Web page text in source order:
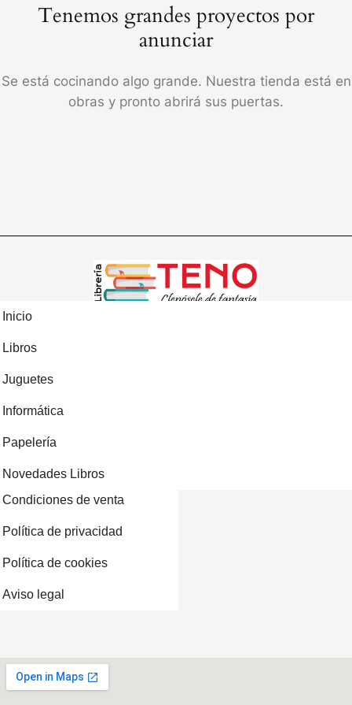
Tenemos grandes proyectos por
anunciar
Se está cocinando algo grande. Nuestra tienda está en
obras y pronto abrirá sus puertas.
Inicio
Libros
Juguetes
Informática
Papelería
Novedades Libros
Condiciones de venta
Política de privacidad
Política de cookies
Aviso legal